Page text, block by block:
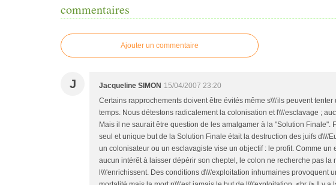
commentaires
Ajouter un commentaire
J Jacqueline SIMON 15/04/2007 23:20
Certains rapprochements doivent être évités même s\\\'ils peuvent tenter
temps. Nous détestons radicalement la colonisation et l\\\'esclavage ;
Mais il ne saurait être question de les amalgamer à la "Solution Finale".
seul et unique but de la Solution Finale était la destruction des juifs
un colonisateur ou un esclavagiste vise un objectif : le profit. Comme un
aucun intérêt à laisser dépérir son cheptel, le colon ne recherche pas la
l\\\'enrichissent. Des conditions d\\\'exploitation inhumaines provoquent